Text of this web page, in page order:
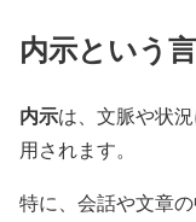
内示という
内示は、文脈や状
用されます。
特に、会話や文章